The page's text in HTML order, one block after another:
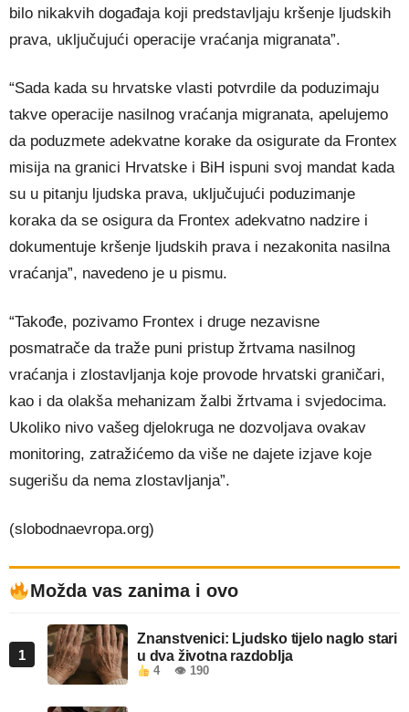
bilo nikakvih događaja koji predstavljaju kršenje ljudskih
prava, uključujući operacije vraćanja migranata”.
“Sada kada su hrvatske vlasti potvrdile da poduzimaju
takve operacije nasilnog vraćanja migranata, apelujemo
da poduzmete adekvatne korake da osigurate da Frontex
misija na granici Hrvatske i BiH ispuni svoj mandat kada
su u pitanju ljudska prava, uključujući poduzimanje
koraka da se osigura da Frontex adekvatno nadzire i
dokumentuje kršenje ljudskih prava i nezakonita nasilna
vraćanja”, navedeno je u pismu.
“Takođe, pozivamo Frontex i druge nezavisne
posmatrače da traže puni pristup žrtvama nasilnog
vraćanja i zlostavljanja koje provode hrvatski graničari,
kao i da olakša mehanizam žalbi žrtvama i svjedocima.
Ukoliko nivo vašeg djelokruga ne dozvoljava ovakav
monitoring, zatražićemo da više ne dajete izjave koje
sugerišu da nema zlostavljanja”.
(slobodnaevropa.org)
Možda vas zanima i ovo
1
Znanstvenici: Ljudsko tijelo naglo stari
u dva životna razdoblja
4 👁 190